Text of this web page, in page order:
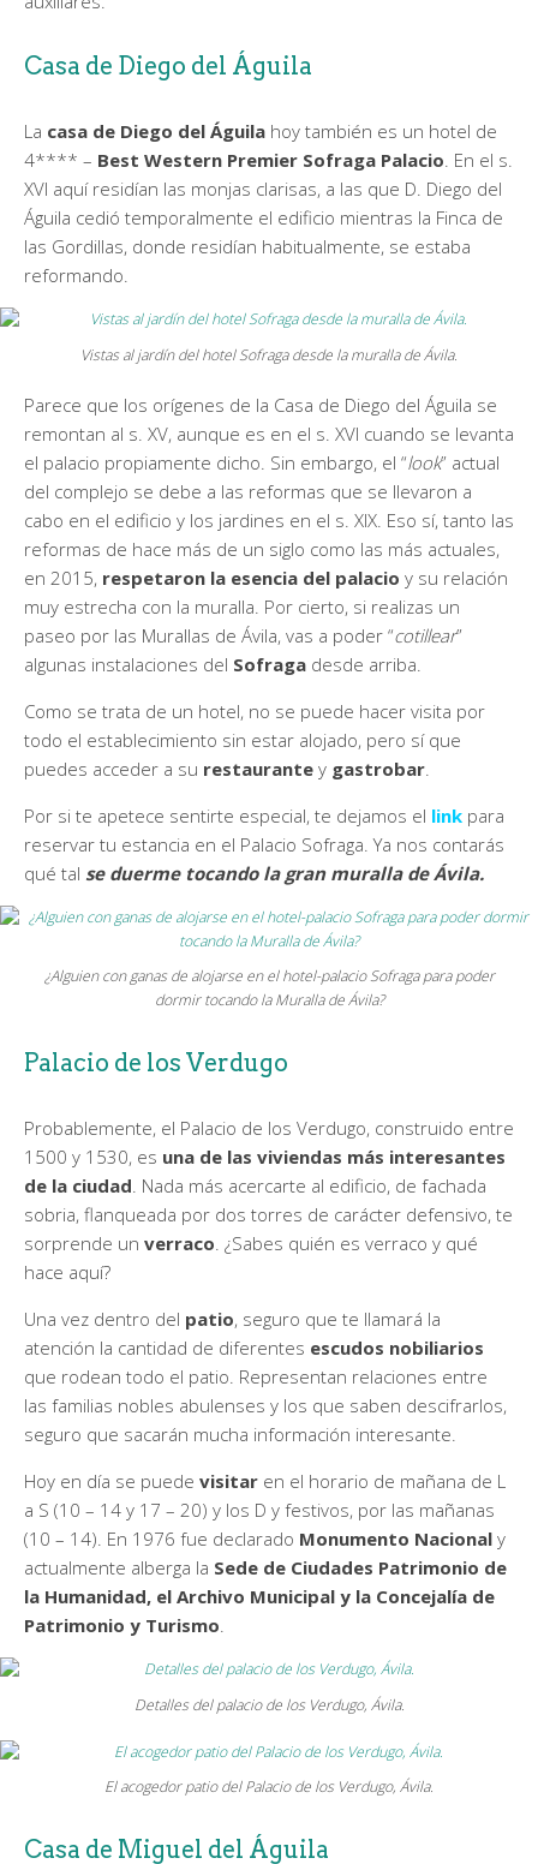
Casa de Diego del Águila
La casa de Diego del Águila hoy también es un hotel de
4**** – Best Western Premier Sofraga Palacio. En el s.
XVI aquí residían las monjas clarisas, a las que D. Diego del
Águila cedió temporalmente el edificio mientras la Finca de
las Gordillas, donde residían habitualmente, se estaba
reformando.
Vistas al jardín del hotel Sofraga desde la muralla de Ávila.
Parece que los orígenes de la Casa de Diego del Águila se
remontan al s. XV, aunque es en el s. XVI cuando se levanta
el palacio propiamente dicho. Sin embargo, el “look” actual
del complejo se debe a las reformas que se llevaron a
cabo en el edificio y los jardines en el s. XIX. Eso sí, tanto las
reformas de hace más de un siglo como las más actuales,
en 2015, respetaron la esencia del palacio y su relación
muy estrecha con la muralla. Por cierto, si realizas un
paseo por las Murallas de Ávila, vas a poder “cotillear”
algunas instalaciones del Sofraga desde arriba.
Como se trata de un hotel, no se puede hacer visita por
todo el establecimiento sin estar alojado, pero sí que
puedes acceder a su restaurante y gastrobar
Por si te apetece sentirte especial, te dejamos el link para
reservar tu estancia en el Palacio Sofraga. Ya nos contarás
qué tal se duerme tocando la gran muralla de Ávila.
¿Alguien con ganas de alojarse en el hotel-palacio Sofraga para poder
dormir tocando la Muralla de Ávila?
Palacio de los Verdugo
Probablemente, el Palacio de los Verdugo, construido entre
1500 y 1530, es una de las viviendas más interesantes
de la ciudad. Nada más acercarte al edificio, de fachada
sobria, flanqueada por dos torres de carácter defensivo, te
sorprende un verraco. ¿Sabes quién es verraco y qué
hace aquí?
Una vez dentro del patio, seguro que te llamará la
atención la cantidad de diferentes escudos nobiliarios
que rodean todo el patio. Representan relaciones entre
las familias nobles abulenses y los que saben descifrarlos,
seguro que sacarán mucha información interesante.
Hoy en día se puede visitar en el horario de mañana de L
a S (10 – 14 y 17 – 20) y los D y festivos, por las mañanas
(10 – 14). En 1976 fue declarado Monumento Nacional y
actualmente alberga la Sede de Ciudades Patrimonio de
la Humanidad, el Archivo Municipal y la Concejalía de
Patrimonio y Turismo.
Detalles del palacio de los Verdugo, Ávila.
El acogedor patio del Palacio de los Verdugo, Ávila.
Casa de Miguel del Águila